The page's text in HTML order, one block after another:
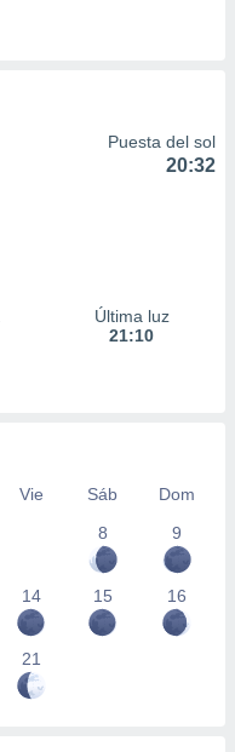
Puesta del sol
20:32
Última luz
21:10
Vie Sáb
Dom
8
9
14 15 16
21